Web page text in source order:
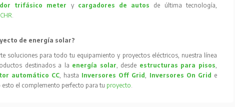
trifásico meter y cargadores de autos
de última tecnología,
.
de energía solar?
soluciones para todo tu equipamiento y proyectos eléctricos, nuestra línea
destinados a la energía solar, desde estructuras para pisos,
automático CC, hasta Inversores Off Grid, Inversores On Grid e
esto el complemento perfecto para tu proyecto.